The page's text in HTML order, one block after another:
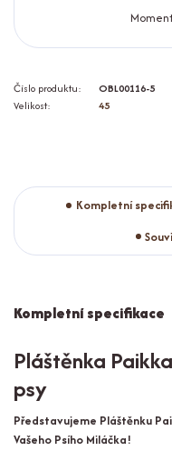
Číslo produktu:
OBL00116-5
Velikost:
45
Kompletní
Kompletní specifikace
Pláštěnka
psy
Představujeme Pláštěnku
Vašeho Psího Miláčka!